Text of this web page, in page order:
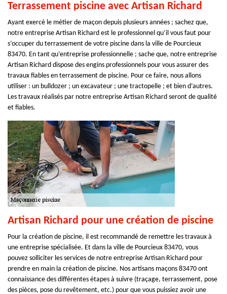
Terrassement piscine avec Artisan Richard
Ayant exercé le métier de maçon depuis plusieurs années ; sachez que,
notre entreprise Artisan Richard est le professionnel qu’il vous faut pour
s’occuper du terrassement de votre piscine dans la ville de Pourcieux
83470. En tant qu’entreprise professionnelle ; sache que, notre entreprise
Artisan Richard dispose des engins professionnels pour vous assurer des
travaux fiables en terrassement de piscine. Pour ce faire, nous allons
utiliser : un bulldozer ; un excavateur ; une tractopelle ; et bien d’autres.
Les travaux réalisés par notre entreprise Artisan Richard seront de qualité
et fiables.
Artisan Richard pour une création de piscine
Pour la création de piscine, il est recommandé de remettre les travaux à
une entreprise spécialisée. Et dans la ville de Pourcieux 83470, vous
pouvez solliciter les services de notre entreprise Artisan Richard pour
prendre en main la création de piscine. Nos artisans maçons 83470 ont
connaissance des différentes étapes à suivre (traçage, terrassement, pose
des pièces, pose du revêtement, etc.) pour que vous puissiez avoir une